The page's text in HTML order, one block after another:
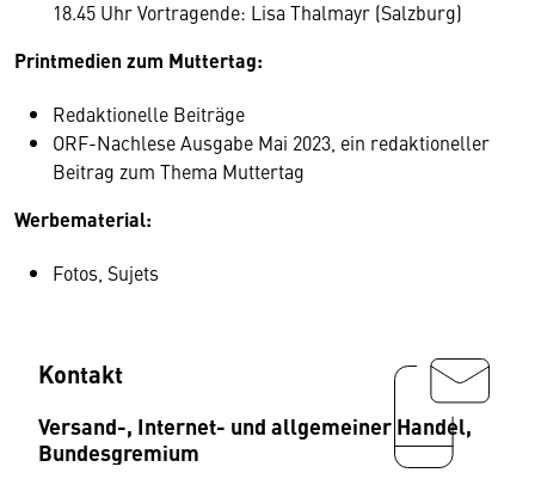
18.45 Uhr Vortragende: Lisa Thalmayr (Salzburg)
Printmedien zum Muttertag:
Redaktionelle Beiträge
ORF-Nachlese Ausgabe Mai 2023, ein redaktioneller
Beitrag zum Thema Muttertag
Werbematerial:
Fotos, Sujets
Kontakt
Versand-, Internet- und allgemeiner Handel,
Bundesgremium